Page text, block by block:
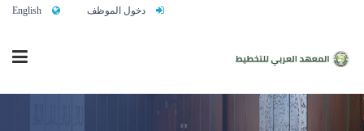
دخول الموظف English
الرئيسية